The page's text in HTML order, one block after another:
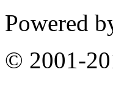
Powered
© 2001-